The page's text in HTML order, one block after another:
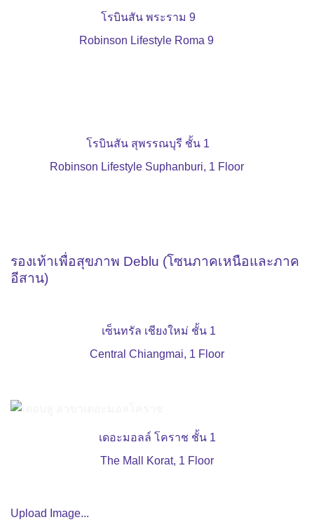
โรบินสัน พระราม 9
Robinson Lifestyle Roma 9
โรบินสัน สุพรรณบุรี ชั้น 1
Robinson Lifestyle Suphanburi, 1 Floor
รองเท้าเพื่อสุขภาพ Deblu (โซนภาคเหนือและภาค
อีสาน)
เซ็นทรัล เชียงใหม่ ชั้น 1
Central Chiangmai, 1 Floor
เดอะมอลล์ โคราช ชั้น 1
The Mall Korat, 1 Floor
Upload Image...